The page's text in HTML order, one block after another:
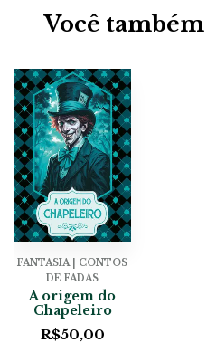
Você
FANTASIA | CONTOS
DE FADAS
A origem do
Chapeleiro
R$50,00